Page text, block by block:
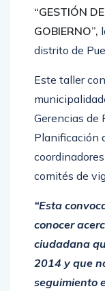
“GESTIÓN
GOBIERNO”,
distrito de
Este taller
Gerencias de
Planificación
comités de
“Esta
conocer
ciudadana
2014 y que
seguimiento